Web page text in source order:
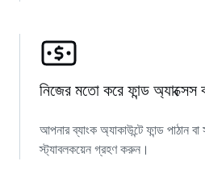
নিজের মতো করে ফান্ড
আপনার ব্যাংক অ্যাকাউন্টে ফান্ড পাঠান
স্ট্যাবলকয়েন গ্রহণ করুন।